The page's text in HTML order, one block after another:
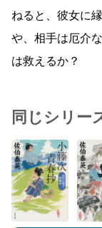
ねると、彼女に
や、相手は厄介
は救えるか？
同じシリー